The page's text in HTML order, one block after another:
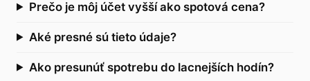
Prečo je môj účet vyšší ako spotová cena?
Aké presné sú tieto údaje?
Ako presunúť spotrebu do lacnejších hodín?